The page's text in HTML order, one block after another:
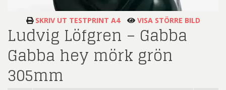
SKRIV UT TESTPRINT A4 VISA STÖRRE BILD
Ludvig Löfgren – Gabba
Gabba hey mörk grön
305mm